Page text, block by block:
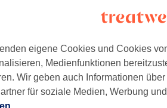
ab 46,75 €
Spare bis zu 15%
eigene Cookies und Cookies
Medienfunktionen
Wir geben auch Informationen
für soziale Medien, Werbung